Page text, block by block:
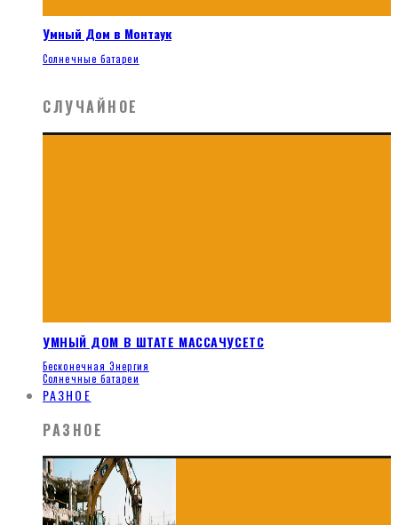
Умный Дом в Монтаук
Солнечные батареи
СЛУЧАЙНОЕ
УМНЫЙ ДОМ В ШТАТЕ МАССАЧУСЕТС
Бесконечная Энергия
Солнечные батареи
РАЗНОЕ
РАЗНОЕ